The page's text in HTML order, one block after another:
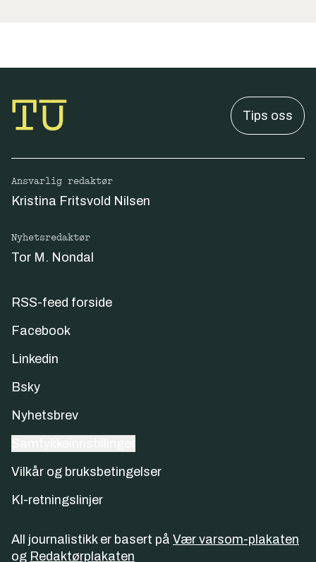
Tips oss
Ansvarlig redaktør
Kristina Fritsvold Nilsen
Nyhetsredaktør
Tor M. Nondal
RSS-feed forside
Facebook
Linkedin
Bsky
Nyhetsbrev
Vilkår og bruksbetingelser
KI-retningslinjer
All journalistikk er basert på Vær varsom-plakaten
og Redaktørplakaten